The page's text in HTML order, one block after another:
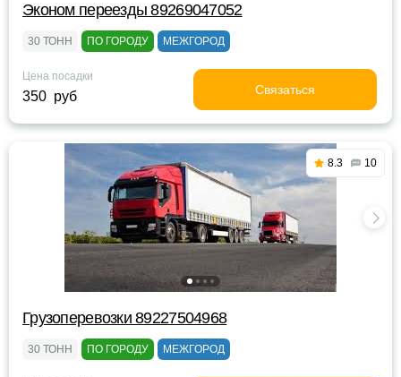
Эконом переезды 89269047052
30 ТОНН ПО ГОРОДУ МЕЖГОРОД
Цена посадки
350 руб Связаться
8.3 10
Грузоперевозки 89227504968
30 ТОНН ПО ГОРОДУ МЕЖГОРОД